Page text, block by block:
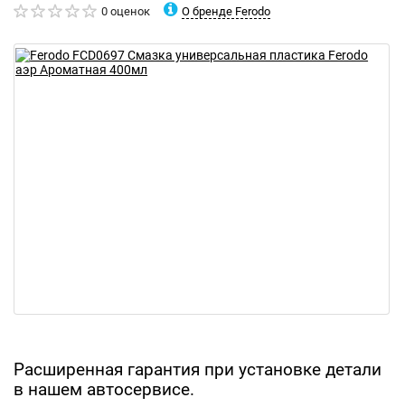
0 оценок О бренде Ferodo
Расширенная гарантия при установке детали
в нашем автосервисе.